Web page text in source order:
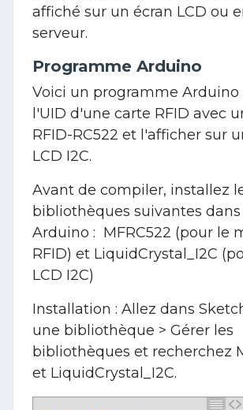
affiché sur un écran LCD ou
serveur.
Programme Arduino
Voici un programme Arduino
l'UID d'une carte RFID avec
RFID-RC522 et l'afficher sur
LCD I2C.
Avant de compiler, installez
bibliothèques suivantes dans
Arduino : MFRC522 (pour le
RFID) et LiquidCrystal_I2C
LCD I2C)
Installation : Allez dans
une bibliothèque > Gérer les
bibliothèques et recherchez
et LiquidCrystal_I2C.